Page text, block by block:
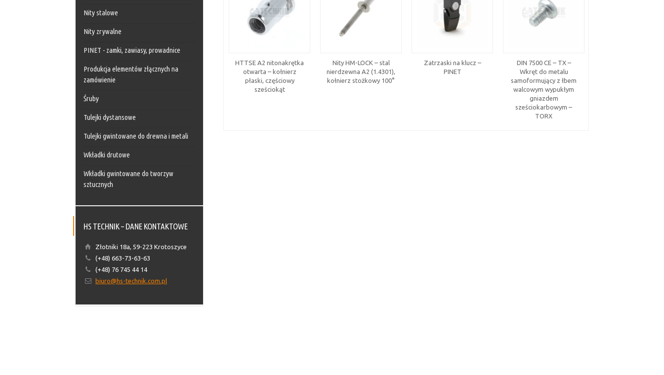
HTTSE A2 nitonakrętka
otwarta – kołnierz
płaski, częściowy
sześciokąt
Nity HM-LOCK – stal
nierdzewna A2 (1.4301),
kołnierz stożkowy 100°
Zatrzaski na klucz –
PINET
DIN 7500 CE – TX –
Wkręt do metalu
samoformujący z łbem
walcowym wypukłym
gniazdem
sześciokarbowym –
TORX
Nity stalowe
Nity zrywalne
PINET - zamki, zawiasy, prowadnice
Produkcja elementów złącznych na
zamówienie
Śruby
Tulejki dystansowe
Tulejki gwintowane do drewna i metali
Wkładki drutowe
Wkładki gwintowane do tworzyw
sztucznych
HS TECHNIK – DANE KONTAKTOWE
Złotniki 18a, 59-223 Krotoszyce
(+48) 663-73-63-63
(+48) 76 745 44 14
biuro@hs-technik.com.pl